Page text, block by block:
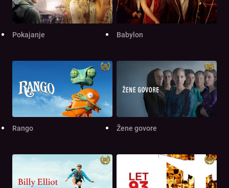
Pokajanje Babylon
Rango Žene govore